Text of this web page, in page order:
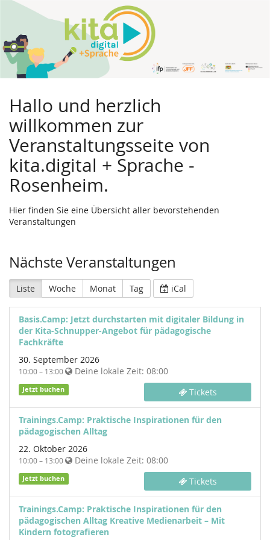
Hallo und herzlich
willkommen zur
Veranstaltungsseite von
kita.digital + Sprache -
Rosenheim.
Hier finden Sie eine Übersicht aller bevorstehenden
Veranstaltungen
Nächste Veranstaltungen
Liste Woche Monat Tag iCal
Basis.Camp: Jetzt durchstarten mit digitaler Bildung in
der Kita-Schnupper-Angebot für pädagogische
Fachkräfte
30. September 2026
10:00 – 13:00 Deine lokale Zeit: 08:00
Jetzt buchen Tickets
Trainings.Camp: Praktische Inspirationen für den
pädagogischen Alltag
22. Oktober 2026
10:00 – 13:00 Deine lokale Zeit: 08:00
Jetzt buchen Tickets
Trainings.Camp: Praktische Inspirationen für den
pädagogischen Alltag Kreative Medienarbeit – Mit
Kindern fotografieren